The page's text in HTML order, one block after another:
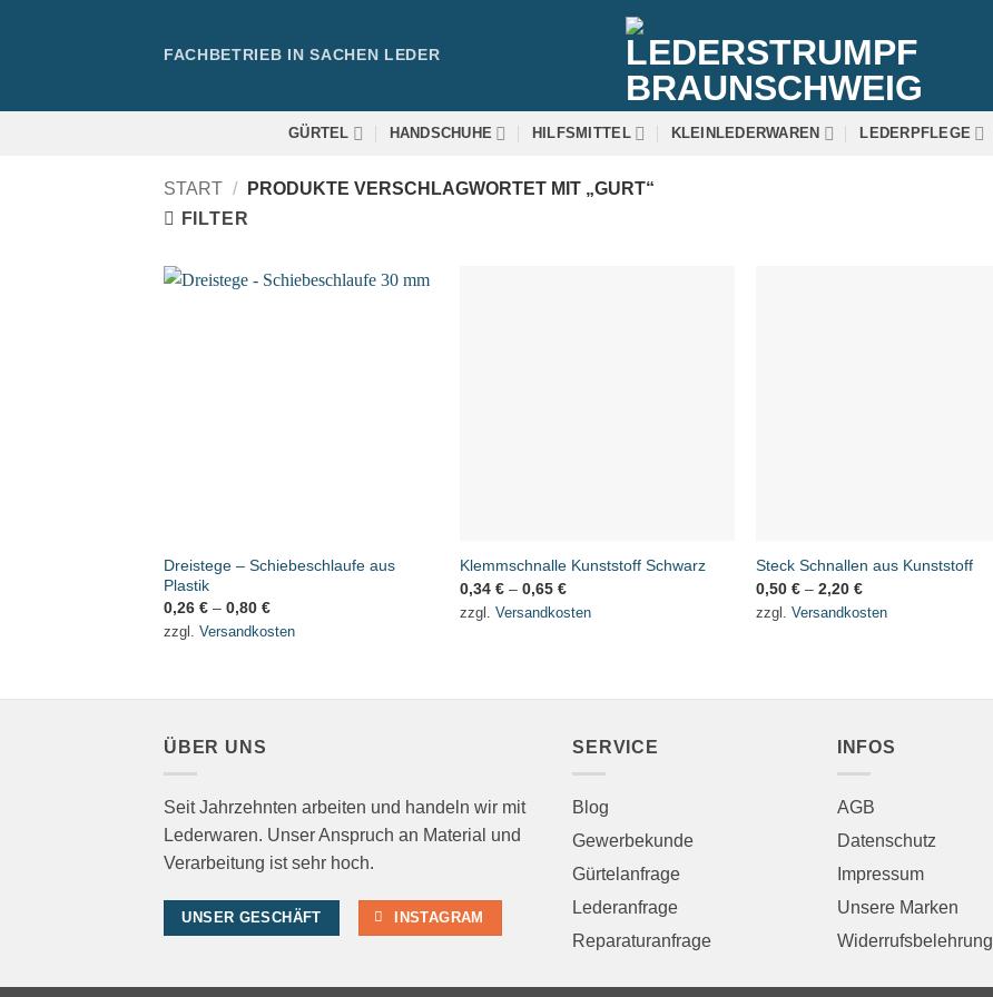
FACHBETRIEB IN SACHEN LEDER
GÜRTEL HANDSCHUHE HILFSMITTEL KLEINLEDERWAREN LEDERPFLEGE
START /
PRODUKTE VERSCHLAGWORTET MIT „GURT“
FILTER
Dreistege – Schiebeschlaufe aus
Plastik
0,26 €– 0,80 €
zzgl. Versandkosten
Klemmschnalle Kunststoff Schwarz
0,34€ –0,65€
zzgl.Versandkosten
Steck Schnallen aus Kunststoff
0,50€ –2,20€
zzgl.Versandkosten
ÜBER UNS
Seit Jahrzehnten arbeiten und handeln wir mit
Lederwaren. Unser Anspruch an Material und
Verarbeitung ist sehr hoch.
UNSER GESCHÄFT INSTAGRAM
SERVICE
Blog
Gewerbekunde
Gürtelanfrage
Lederanfrage
Reparaturanfrage
INFOS
AGB
Datenschutz
Impressum
Unsere Marken
Widerrufsbelehrung